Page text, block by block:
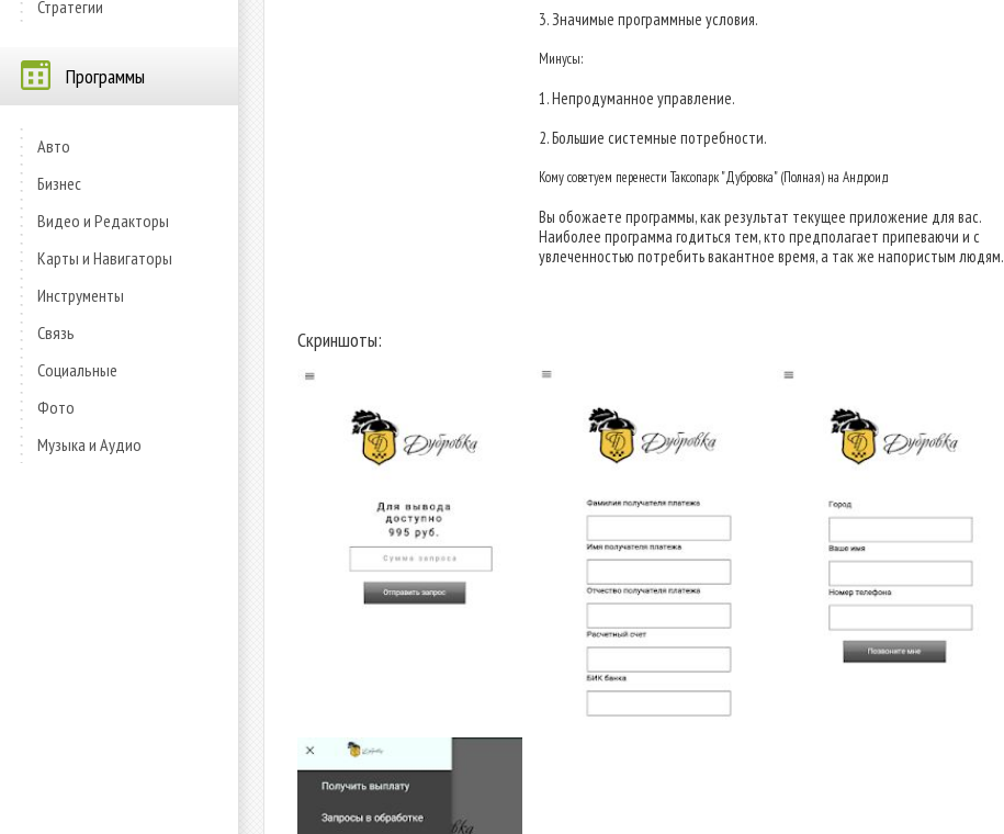
Стратегии
Программы
Авто
Бизнес
Видео и Редакторы
Карты и Навигаторы
Инструменты
Связь
Социальные
Фото
Музыка и Аудио
3. Значимые программные условия.
Минусы:
1. Непродуманное управление.
2. Большие системные потребности.
Кому советуем перенести Таксопарк "Дубровка" (Полная) на Андроид
Вы обожаете программы, как результат текущее приложение для вас.
Наиболее программа годиться тем, кто предполагает припеваючи и с
увлеченностью потребить вакантное время, а так же напористым людям.
Скриншоты: